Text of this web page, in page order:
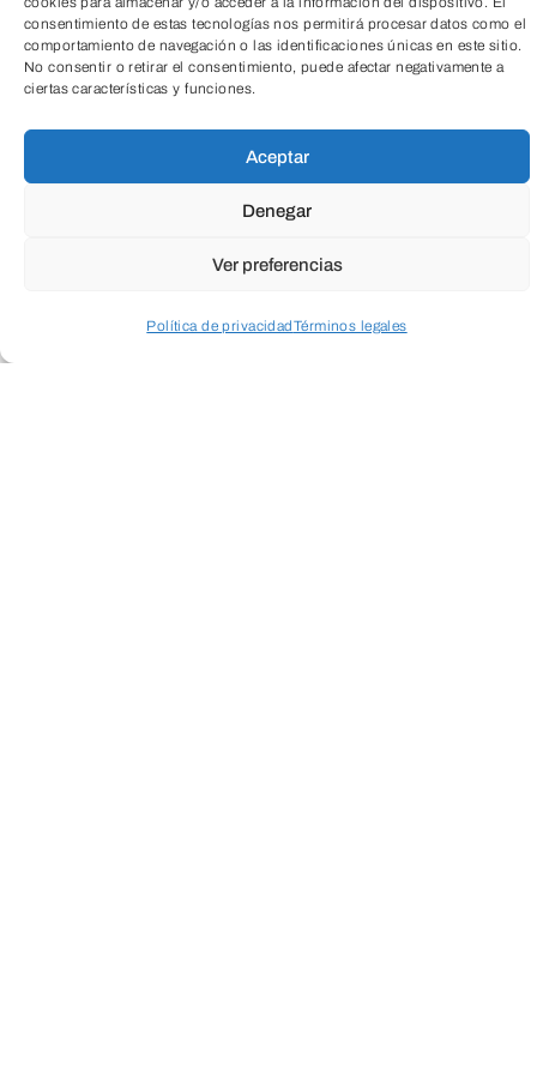
consentimiento de estas tecnologías nos permitirá procesar datos como el
comportamiento de navegación o las identificaciones únicas en este sitio.
No consentir o retirar el consentimiento, puede afectar negativamente a
ciertas características y funciones.
Aceptar
Denegar
Ver preferencias
Política de privacidadTérminos legales
una video-creación de un sólo canal y
alta definición realizada en 2010.
Pertenece a su serie “Fundos” en la que
el artista distorsiona las escalas y las
características materiales del original
receptáculo en el que se ha filmado la
propiedades de la fotografía para
modificar la percepción de la realidad.